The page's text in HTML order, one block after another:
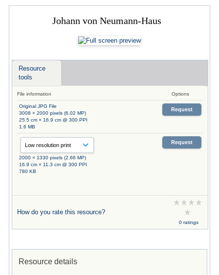
Johann von Neumann-Haus
Resource
tools
File information Options
Original JPG File
3008 × 2000 pixels (6.02 MP)
25.5 cm × 16.9 cm @ 300 PPI
1.6 MB
Request
2000 × 1330 pixels (2.66 MP)
16.9 cm × 11.3 cm @ 300 PPI
780 KB
Request
How do you rate this resource?
0 ratings
Resource details